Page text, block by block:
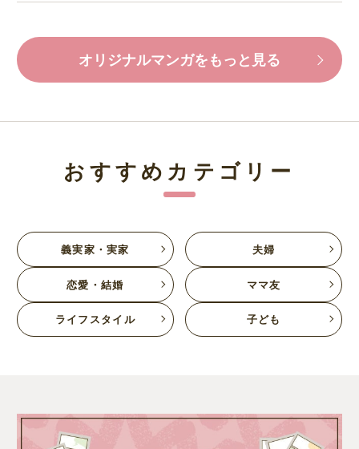
オリジナルマンガをもっと見る
おすすめカテゴリー
義実家・実家 夫婦
恋愛・結婚 ママ友
ライフスタイル 子ども